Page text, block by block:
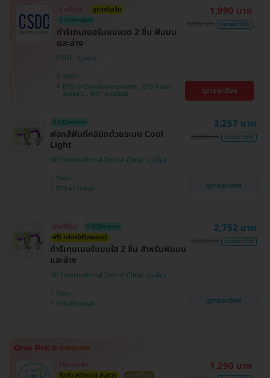
ขายดีที่สุด
ถูกสุดในเว็บ
มี HDreview
ทำรีเทนเนอร์แบบลวด 2 ชิ้น ฟันบน
และล่าง
CSDC
จตุจักร
BTS มหาวิทยาลัยเกษตรศาสตร์ , BTS ห้าแยก
ลาดพร้าว , MRT พหลโยธิน
1,990 บาท
4,000 บาท ประหยัด 50%
ดูรายละเอียด
มี HDreview
ฟอกสีฟันที่คลินิกด้วยระบบ Cool
Light
NP International Dental Clinic
วัฒนา
BTS พร้อมพงษ์
3,257 บาท
6,000 บาท ประหยัด 46%
ดูรายละเอียด
ขายดีที่สุด
มี HDreview
ฟรี! กล่องใส่รีเทนเนอร์
ทำรีเทนเนอร์แบบใส 2 ชิ้น สำหรับฟันบน
และล่าง
NP International Dental Clinic
วัฒนา
BTS พร้อมพงษ์
2,752 บาท
5,000 บาท ประหยัด 45%
ดูรายละเอียด
ไม่มีบวกเพิ่ม
ซื้อกับ HDmall คุ้มชัวร์
ราคาดีที่สุด
1,290 บาท